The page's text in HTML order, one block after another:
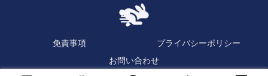
免責事項
プライバシーポリシー
お問い合わせ